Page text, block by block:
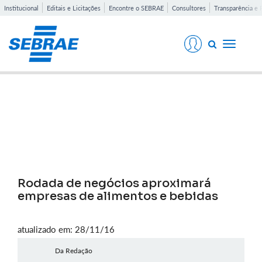
Institucional Editais e Licitações Encontre o SEBRAE Consultores Transparência e
Toggle
Rodada de negócios aproximará
empresas de alimentos e bebidas
atualizado em: 28/11/16
Da Redação